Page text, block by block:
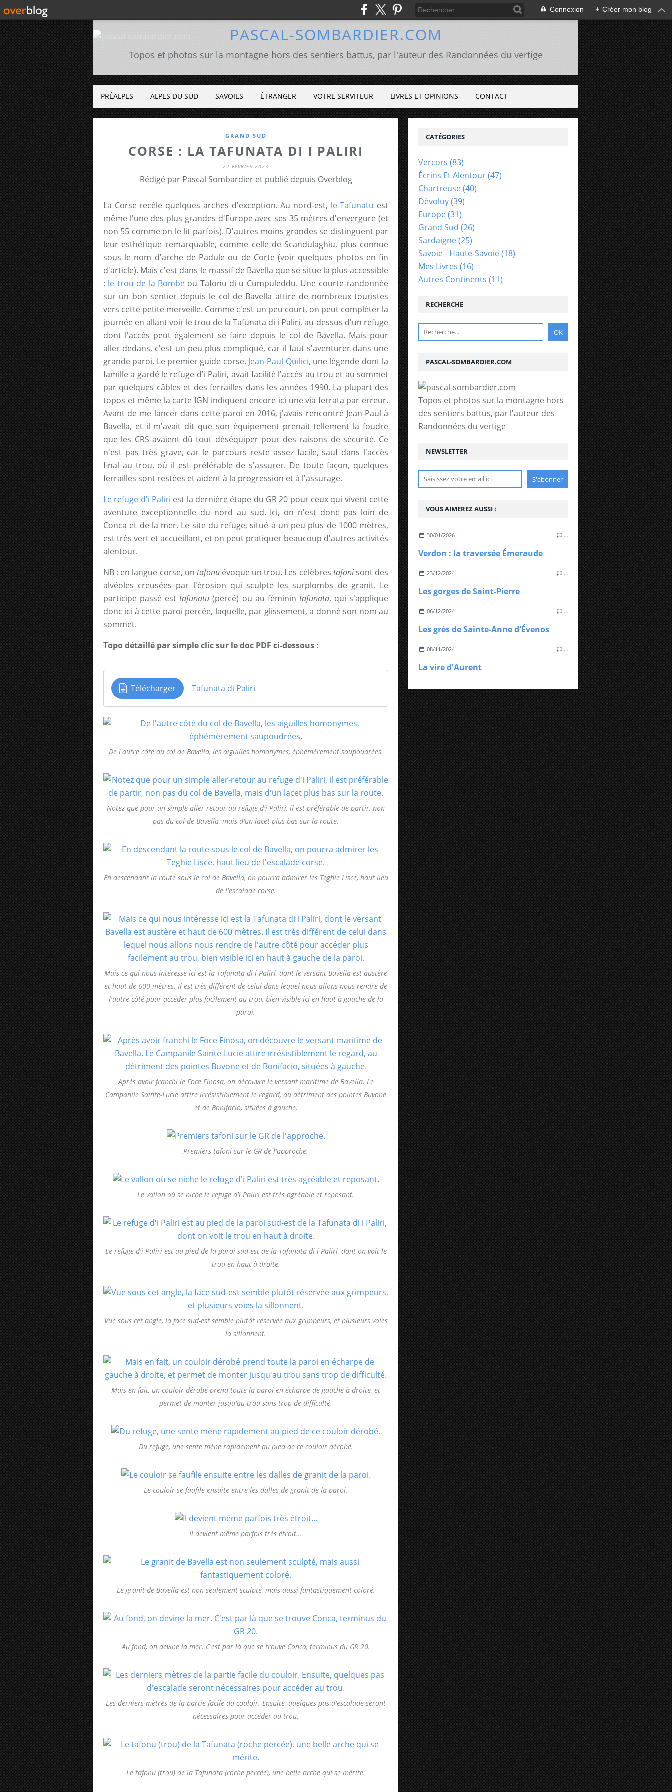
Connexion + Créer mon blog
PASCAL-SOMBARDIER.COM
Topos et photos sur la montagne hors des sentiers battus, par l'auteur des Randonnées du vertige
PRÉALPES ALPES DU SUD SAVOIES ÉTRANGER VOTRE SERVITEUR LIVRES ET OPINIONS CONTACT
GRAND SUD
CORSE : LA TAFUNATA DI I PALIRI
22 FÉVRIER 2023
Rédigé par Pascal Sombardier et publié depuis Overblog
La Corse recèle quelques arches d'exception. Au nord-est, le Tafunatu est
même l'une des plus grandes d'Europe avec ses 35 mètres d'envergure (et
non 55 comme on le lit parfois). D'autres moins grandes se distinguent par
leur esthétique remarquable, comme celle de Scandulaghiu, plus connue
sous le nom d'arche de Padule ou de Corte (voir quelques photos en fin
d'article). Mais c'est dans le massif de Bavella que se situe la plus accessible
: le trou de la Bombeou Tafonu di u Cumpuleddu. Une courte randonnée
sur un bon sentier depuis le col de Bavella attire de nombreux touristes
vers cette petite merveille. Comme c'est un peu court, on peut compléter la
journée en allant voir le trou de la Tafunata di i Paliri, au-dessus d'un refuge
dont l'accès peut également se faire depuis le col de Bavella. Mais pour
aller dedans, c'est un peu plus compliqué, car il faut s'aventurer dans une
grande paroi. Le premier guide corse, Jean-Paul Quilici, une légende dont la
famille a gardé le refuge d'i Paliri, avait facilité l'accès au trou et au sommet
par quelques câbles et des ferrailles dans les années 1990. La plupart des
topos et même la carte IGN indiquent encore ici une via ferrata par erreur.
Avant de me lancer dans cette paroi en 2016, j'avais rencontré Jean-Paul à
Bavella, et il m'avait dit que son équipement prenait tellement la foudre
que les CRS avaient dû tout déséquiper pour des raisons de sécurité. Ce
n'est pas très grave, car le parcours reste assez facile, sauf dans l'accès
final au trou, où il est préférable de s'assurer. De toute façon, quelques
ferrailles sont restées et aident à la progression et à l'assurage.
Le refuge d'i Paliri est la dernière étape du GR 20 pour ceux qui vivent cette
aventure exceptionnelle du nord au sud. Ici, on n'est donc pas loin de
Conca et de la mer. Le site du refuge, situé à un peu plus de 1000 mètres,
est très vert et accueillant, et on peut pratiquer beaucoup d'autres activités
alentour.
NB : en langue corse, un tafonuévoque un trou. Les célèbres tafonisont des
alvéoles creusées par l'érosion qui sculpte les surplombs de granit. Le
participe passé est tafunatu (percé) ou au féminin tafunata, qui s'applique
donc ici à cette paroi percée, laquelle, par glissement, a donné son nom au
sommet.
Topo détaillé par simple clic sur le doc PDF ci-dessous :
Télécharger Tafunata di Paliri
De l'autre côté du col de Bavella, les aiguilles homonymes, éphémèrement saupoudrées.
Notez que pour un simple aller-retour au refuge d'i Paliri, il est préférable de partir, non
pas du col de Bavella, mais d'un lacet plus bas sur la route.
En descendant la route sous le col de Bavella, on pourra admirer les Teghie Lisce, haut lieu
de l'escalade corse.
Mais ce qui nous intéresse ici est la Tafunata di i Paliri, dont le versant Bavella est austère
et haut de 600 mètres. Il est très différent de celui dans lequel nous allons nous rendre de
l'autre côté pour accéder plus facilement au trou, bien visible ici en haut à gauche de la
paroi.
Après avoir franchi le Foce Finosa, on découvre le versant maritime de Bavella. Le
Campanile Sainte-Lucie attire irrésistiblement le regard, au détriment des pointes Buvone
et de Bonifacio, situées à gauche.
Premiers tafoni sur le GR de l'approche.
Le vallon où se niche le refuge d'i Paliri est très agréable et reposant.
Le refuge d'i Paliri est au pied de la paroi sud-est de la Tafunata di i Paliri, dont on voit le
trou en haut à droite.
Vue sous cet angle, la face sud-est semble plutôt réservée aux grimpeurs, et plusieurs voies
la sillonnent.
Mais en fait, un couloir dérobé prend toute la paroi en écharpe de gauche à droite, et
permet de monter jusqu'au trou sans trop de difficulté.
Du refuge, une sente mène rapidement au pied de ce couloir dérobé.
Le couloir se faufile ensuite entre les dalles de granit de la paroi.
Il devient même parfois très étroit...
Le granit de Bavella est non seulement sculpté, mais aussi fantastiquement coloré.
Au fond, on devine la mer. C'est par là que se trouve Conca, terminus du GR 20.
Les derniers mètres de la partie facile du couloir. Ensuite, quelques pas d'escalade seront
nécessaires pour accéder au trou.
Le tafonu (trou) de la Tafunata (roche percée), une belle arche qui se mérite.
NEWSLETTER
RECHERCHE
PASCAL-SOMBARDIER.COM
Topos et photos sur la montagne hors
des sentiers battus, par l'auteur des
Randonnées du vertige
VOUS AIMEREZ AUSSI :
30/01/2026 …
Verdon : la traversée Émeraude
23/12/2024 …
Les gorges de Saint-Pierre
06/12/2024 …
Les grès de Sainte-Anne d'Évenos
08/11/2024 …
La vire d'Aurent
CATÉGORIES
Vercors (83)
Écrins Et Alentour(47)
Chartreuse(40)
Dévoluy(39)
Europe(31)
Grand Sud (26)
Sardaigne(25)
Savoie - Haute-Savoie(18)
Mes Livres (16)
Autres Continents (11)